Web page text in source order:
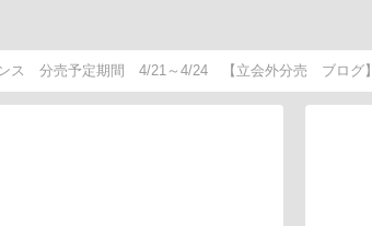
ス 分売予定期間 4/21～4/24 【立会外分売 ブログ】